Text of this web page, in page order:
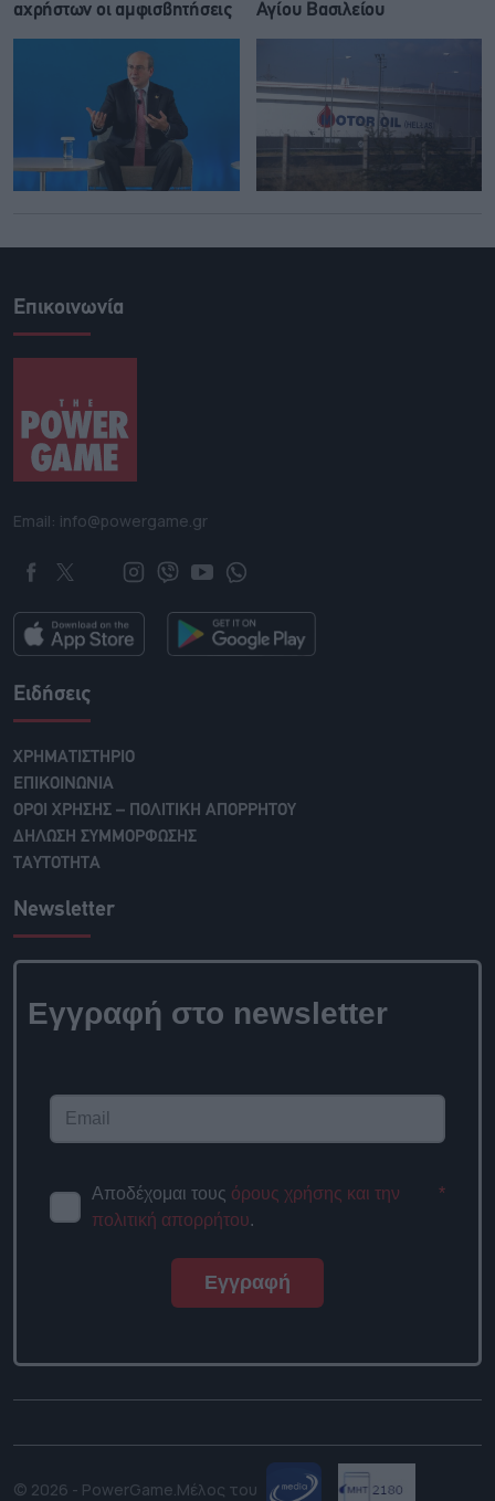
αχρήστων οι αμφισβητήσεις
Αγίου Βασιλείου
Επικοινωνία
Email: info@powergame.gr
Ειδήσεις
ΧΡΗΜΑΤΙΣΤΗΡΙΟ
ΕΠΙΚΟΙΝΩΝΙΑ
ΟΡΟΙ ΧΡΗΣΗΣ – ΠΟΛΙΤΙΚΗ ΑΠΟΡΡΗΤΟΥ
ΔΗΛΩΣΗ ΣΥΜΜΟΡΦΩΣΗΣ
ΤΑΥΤΟΤΗΤΑ
Newsletter
Εγγραφή στο newsletter
Αποδέχομαι τους όρους χρήσης και την
πολιτική απορρήτου.
*
Εγγραφή
© 2026 - PowerGame.Μέλος του